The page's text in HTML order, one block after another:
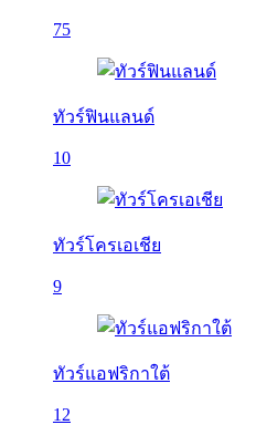
75
ทัวร์ฟินแลนด์
10
ทัวร์โครเอเชีย
9
ทัวร์แอฟริกาใต้
12